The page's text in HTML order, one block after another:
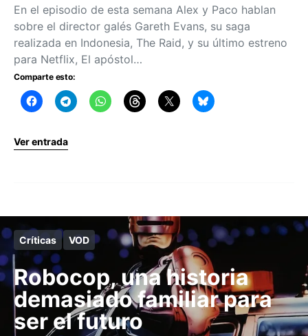
En el episodio de esta semana Alex y Paco hablan
sobre el director galés Gareth Evans, su saga
realizada en Indonesia, The Raid, y su último estreno
para Netflix, El apóstol…
Comparte esto:
Ver entrada
Críticas VOD
Robocop, una historia
demasiado familiar para
ser el futuro